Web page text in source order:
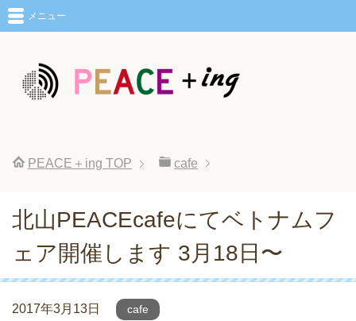
メニュー
PEACE＋ing TOP cafe
北山PEACEcafeにてベトナムフ
ェア開催します 3月18日〜
2017年3月13日 cafe